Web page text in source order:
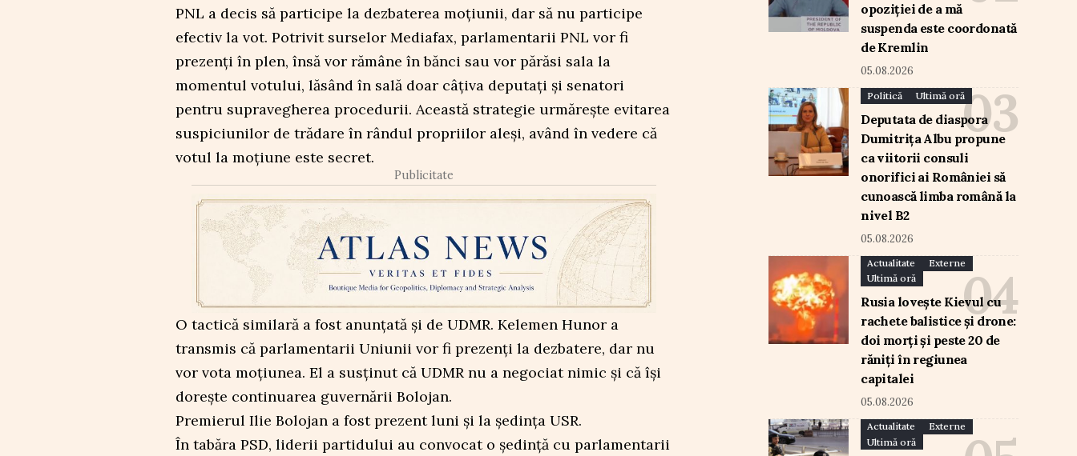
PNL a decis să participe la dezbaterea moțiunii, dar să nu participe
efectiv la vot. Potrivit surselor Mediafax, parlamentarii PNL vor fi
prezenți în plen, însă vor rămâne în bănci sau vor părăsi sala la
momentul votului, lăsând în sală doar câțiva deputați și senatori
pentru supravegherea procedurii. Această strategie urmărește evitarea
suspiciunilor de trădare în rândul propriilor aleși, având în vedere că
votul la moțiune este secret.
Publicitate
O tactică similară a fost anunțată și de UDMR. Kelemen Hunor a
transmis că parlamentarii Uniunii vor fi prezenți la dezbatere, dar nu
vor vota moțiunea. El a susținut că UDMR nu a negociat nimic și că își
dorește continuarea guvernării Bolojan.
Premierul Ilie Bolojan a fost prezent luni și la ședința USR.
În tabăra PSD, liderii partidului au convocat o ședință cu parlamentarii
opoziției de a mă
suspenda este coordonată
de Kremlin
05.08.2026
Politică Ultimă oră
Deputata de diaspora
Dumitrița Albu propune
ca viitorii consuli
onorifici ai României să
cunoască limba română la
nivel B2
05.08.2026
Actualitate
Externe
Ultimă oră
Rusia lovește Kievul cu
rachete balistice și drone:
doi morți și peste 20 de
răniți în regiunea
capitalei
05.08.2026
Actualitate
Externe
Ultimă oră